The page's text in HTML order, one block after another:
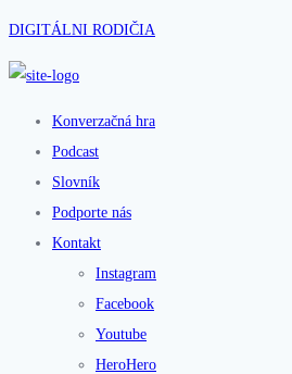
DIGITÁLNI RODIČIA
Konverzačná hra
Podcast
Slovník
Podporte nás
Kontakt
Instagram
Facebook
Youtube
HeroHero